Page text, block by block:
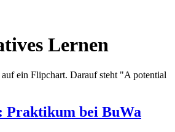
Lernen
Praktikum bei BuWa